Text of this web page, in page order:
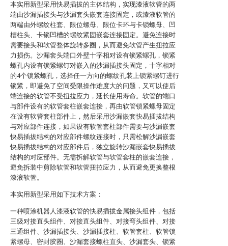
本实用新型采用快易插拔的主体结构，实现漆液软管的两
端由沙漏插接头与沙漏套头嵌套连接固定，或漆液软管的
两端由外螺纹柱套、限位螺母、限位卡环与卡锁螺母、凹
槽柱头、卡锁凹槽的螺纹紧固嵌套连接固定。避免连接时
需要接头和软管整体旋转多圈，从而避免软管产生扭拉应
力损伤。沙漏套头端口外壁十字相对设有锁紧螺孔，锁紧
螺孔内设有锁紧螺钉对嵌入的沙漏插接头固定，十字相对
的4个锁紧螺孔，选择任一方向的螺纹孔装上锁紧螺钉进行
锁紧，即避免了空间受限操作难度大的问题，又可以使后
端连接的软管不受扭拉应力，延长使用寿命。软管的端口
与部件设有的软管套柱嵌套连接，再由软管锁紧螺母固定
在设有软管套柱部件上，然后采用沙漏嵌套快易插拔结构
与对应部件连接，如果设有软管套柱部件需要与沙漏嵌套
快易插拔结构的对应部件螺纹连接时，只需松解沙漏嵌套
快易插拔结构的对应部件后，独立旋转沙漏嵌套快易插拔
结构的对应部件。无需拆解软管与软管套柱的嵌套连接，
避免拆装中剪除软管和软管扭拉应力，从而避免更换整根
漆液软管。
本实用新型采用如下技术方案：
一种喷涂机器人漆液软管的快易插拔金属接头组件，包括
三级对接直头组件、对接直头组件、对接弯头组件、对接
三通组件、沙漏插接头、沙漏插接柱、软管套柱、软管锁
紧螺母、密封胶圈、沙漏套接螺柱直头、沙漏套头、锁紧